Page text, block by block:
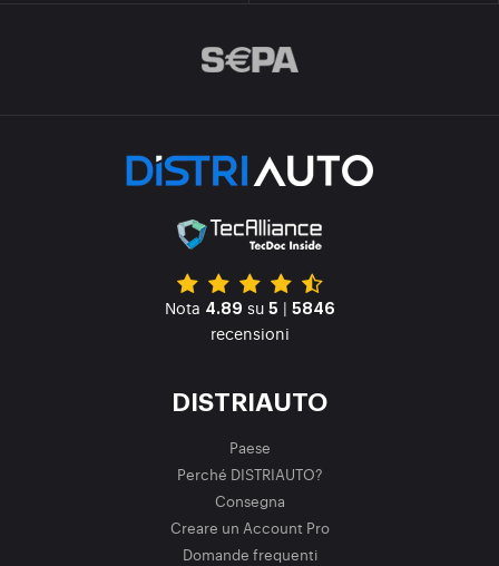
Nota 4.89 su 5 | 5846
recensioni
DISTRIAUTO
Paese
Perché DISTRIAUTO?
Consegna
Creare un Account Pro
Domande frequenti